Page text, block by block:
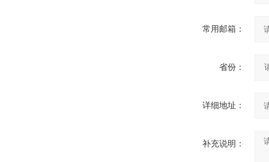
常用邮箱：
省份：
详细地址：
补充说明：